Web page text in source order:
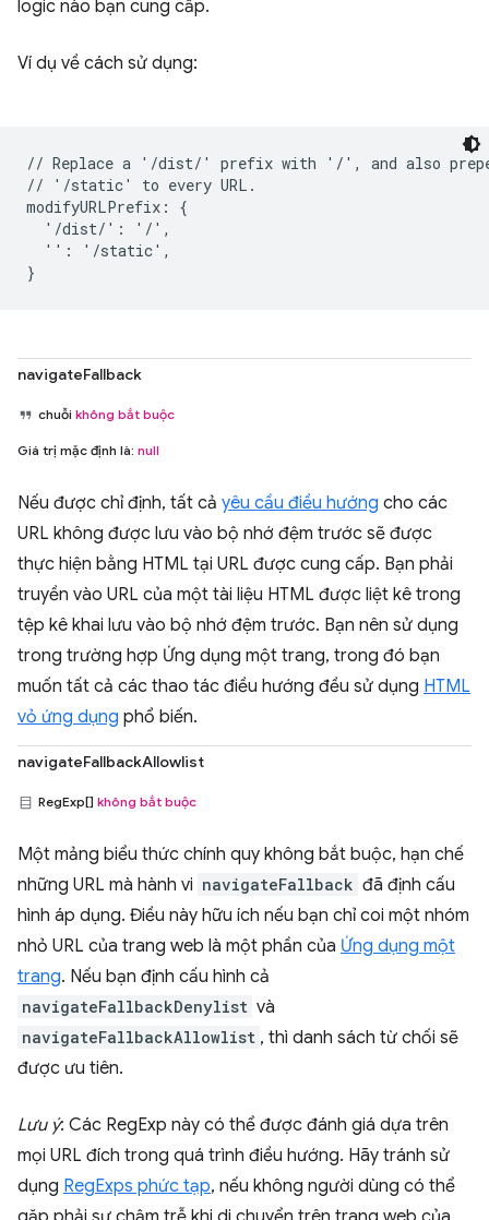
logic nào bạn cung cấp.
Ví dụ về cách sử dụng:
// Replace a '/dist/' prefix with '/', and also
// '/static' to every URL.
modifyURLPrefix: {
  '/dist/': '/',
  '': '/static',
navigateFallback
chuỗi không bắt buộc
Giá trị mặc định là: null
Nếu được chỉ định, tất cả yêu cầu điều hướng cho các
URL không được lưu vào bộ nhớ đệm trước sẽ được
thực hiện bằng HTML tại URL được cung cấp. Bạn phải
truyền vào URL của một tài liệu HTML được liệt kê trong
tệp kê khai lưu vào bộ nhớ đệm trước. Bạn nên sử dụng
trong trường hợp Ứng dụng một trang, trong đó bạn
muốn tất cả các thao tác điều hướng đều sử dụng HTML
vỏ ứng dụng phổ biến.
navigateFallbackAllowlist
RegExp[] không bắt buộc
Một mảng biểu thức chính quy không bắt buộc, hạn chế
những URL mà hành vi navigateFallback đã định cấu
hình áp dụng. Điều này hữu ích nếu bạn chỉ coi một nhóm
nhỏ URL của trang web là một phần của Ứng dụng một
trang. Nếu bạn định cấu hình cả
navigateFallbackDenylist và
navigateFallbackAllowlist , thì danh sách từ chối sẽ
được ưu tiên.
Lưu ý: Các RegExp này có thể được đánh giá dựa trên
mọi URL đích trong quá trình điều hướng. Hãy tránh sử
dụng RegExps phức tạp, nếu không người dùng có thể